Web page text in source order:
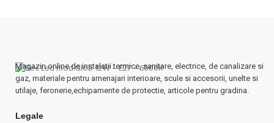
Magazin online de instalatii termice, sanitare, electrice, de canalizare si
gaz, materiale pentru amenajari interioare, scule si accesorii, unelte si
utilaje, feronerie,echipamente de protectie, articole pentru gradina.
Legale